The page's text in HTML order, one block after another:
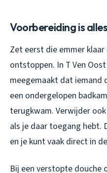
Voorbereiding is alles
Zet eerst die emmer
ontstoppen. In T Ven
meegemaakt dat iemand
een ondergelopen
terugkwam. Verwijder
als je daar toegang hebt.
en je kunt vaak direct in
Bij een verstopte douche